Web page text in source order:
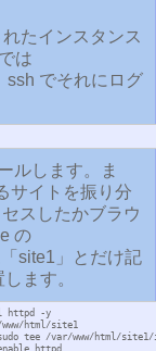
たインスタンス
は
ssh でそれにログ
ルします。ま
サイトを振り分
スしたかブラウ
の
site1」とだけ記
ます。
httpd -y
html/site1
tee /var/www/html/